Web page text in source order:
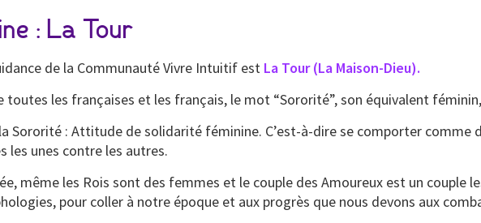
: La Tour
de la Communauté Vivre Intuitif est La Tour (La Maison-Dieu).
les françaises et les français, le mot “Sororité”, son équivalent
Sororité : Attitude de solidarité féminine. C’est-à-dire se comporter comme
les unes contre les autres.
même les Rois sont des femmes et le couple des Amoureux est un couple
pour coller à notre époque et aux progrès que nous devons aux